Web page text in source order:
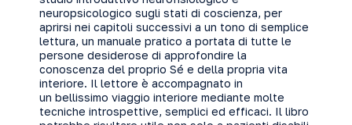
neuropsicologico sugli stati di coscienza, per
aprirsi nei capitoli successivi a un tono di semplice
lettura, un manuale pratico a portata di tutte le
persone desiderose di approfondire la
conoscenza del proprio Sé e della propria vita
interiore. Il lettore è accompagnato in
un bellissimo viaggio interiore mediante molte
tecniche introspettive, semplici ed efficaci. Il libro